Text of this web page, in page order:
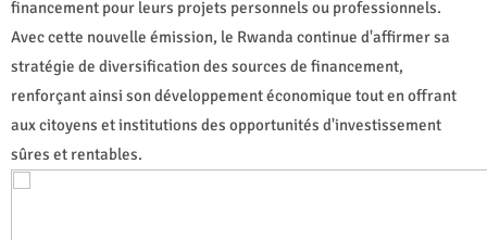
financement pour leurs projets personnels ou professionnels.
Avec cette nouvelle émission, le Rwanda continue d'affirmer sa
stratégie de diversification des sources de financement,
renforçant ainsi son développement économique tout en offrant
aux citoyens et institutions des opportunités d'investissement
sûres et rentables.